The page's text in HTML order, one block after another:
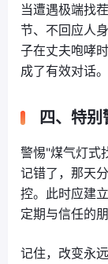
当遭遇极端找
节、不回应人
子在丈夫咆哮
成了有效对话。
四、特别
警惕"煤气灯
记错了，那天
控。此时应建
定期与信任的
记住，改变永